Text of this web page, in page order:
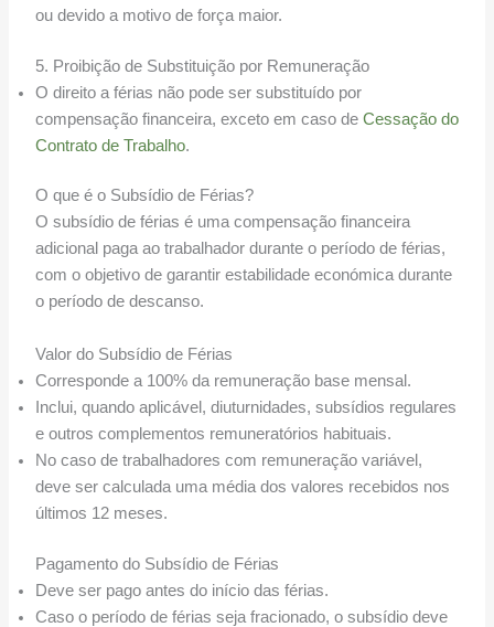
ou devido a motivo de força maior.
5. Proibição de Substituição por Remuneração
O direito a férias não pode ser substituído por
compensação financeira, exceto em caso de Cessação do
Contrato de Trabalho.
O que é o Subsídio de Férias?
O subsídio de férias é uma compensação financeira
adicional paga ao trabalhador durante o período de férias,
com o objetivo de garantir estabilidade económica durante
o período de descanso.
Valor do Subsídio de Férias
Corresponde a 100% da remuneração base mensal.
Inclui, quando aplicável, diuturnidades, subsídios regulares
e outros complementos remuneratórios habituais.
No caso de trabalhadores com remuneração variável,
deve ser calculada uma média dos valores recebidos nos
últimos 12 meses.
Pagamento do Subsídio de Férias
Deve ser pago antes do início das férias.
Caso o período de férias seja fracionado, o subsídio deve